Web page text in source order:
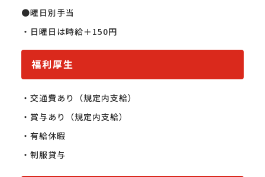
●曜日別手当
・日曜日は時給＋150円
福利厚生
・交通費あり（規定内支給）
・賞与あり（規定内支給）
・有給休暇
・制服貸与